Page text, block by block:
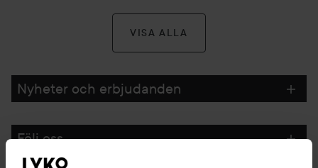
VISA ALLA
Nyheter och erbjudanden
Följ oss